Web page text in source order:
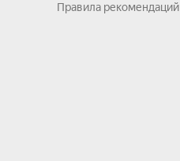
Правила рекомендаций